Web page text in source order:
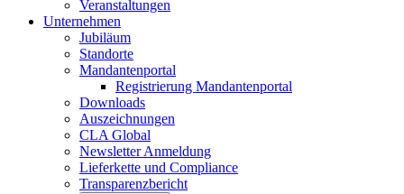
Veranstaltungen
Unternehmen
Jubiläum
Standorte
Mandantenportal
Registrierung Mandantenportal
Downloads
Auszeichnungen
CLA Global
NewsletterAnmeldung
Lieferkette und Compliance
Transparenzbericht